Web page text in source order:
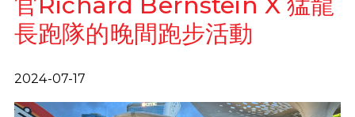
長跑隊的晚間跑步活動
2024-07-17